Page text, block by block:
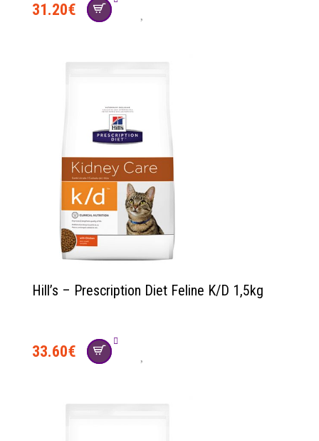
31.20€
Hill’s – Prescription Diet Feline K/D 1,5kg
33.60€